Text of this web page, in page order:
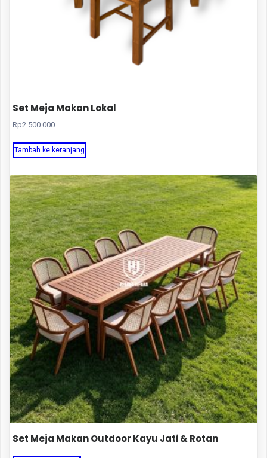
Set Meja Makan Lokal
Rp2.500.000
Tambah ke keranjang
Set Meja Makan Outdoor Kayu Jati & Rotan